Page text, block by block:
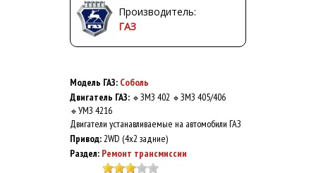
Производитель:
ГАЗ
Модель ГАЗ: Соболь
Двигатель ГАЗ: 🔹 ЗМЗ 402 🔹 ЗМЗ 405/406
🔹 УМЗ 4216
Двигатели устанавливаемые на автомобили ГАЗ
Привод:2WD (4x2 задние)
Раздел: Ремонт трансмиссии